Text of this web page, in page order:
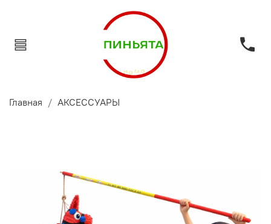
Главная АКСЕССУАРЫ